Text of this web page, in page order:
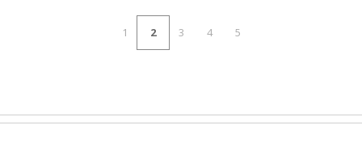
1 2 3 4 5